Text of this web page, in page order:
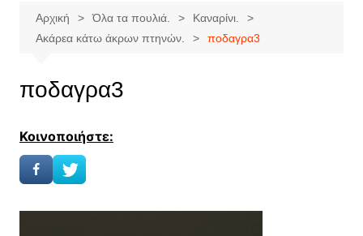
Αρχική Όλα τα πουλιά.
Καναρίνι.
Ακάρεα κάτω άκρων πτηνών.
ποδαγρα3
ποδαγρα3
Κοινοποιήστε: